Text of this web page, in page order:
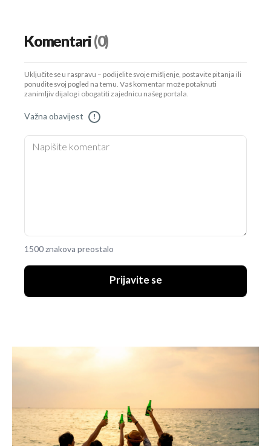
Komentari(0)
Uključite se u raspravu – podijelite svoje mišljenje, postavite pitanja ili
ponudite svoj pogled na temu. Vaš komentar može potaknuti
zanimljiv dijalog i obogatiti zajednicu našeg portala.
Važna obavijest !
1500 znakova preostalo
Prijavite se